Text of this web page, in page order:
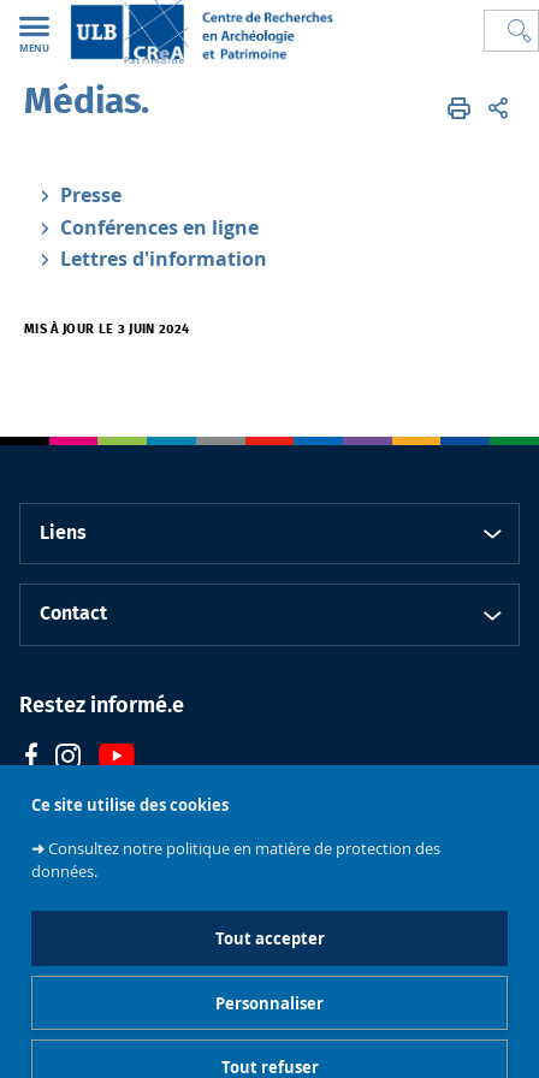
Ce site utilise des cookies
➜Consultez notre politique en matière de protection des
données.
Tout accepter
Tout refuser
Personnaliser
MENU
CREA FR Médias
Médias.
Presse
Conférences en ligne
Lettres d'information
MIS À JOUR LE 3 JUIN 2024
Liens
Contact
Restez informé.e
Faculté de
sociales
de Bruxelles
Mentions légales Gestionnaire de cookies